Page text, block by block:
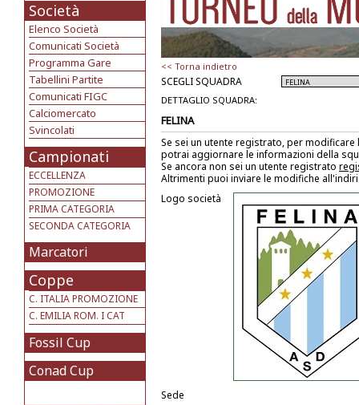
Società
Elenco Società
Comunicati Società
Programma Gare
Tabellini Partite
Comunicati FIGC
Calciomercato
Svincolati
Campionati
ECCELLENZA
PROMOZIONE
PRIMA CATEGORIA
SECONDA CATEGORIA
Marcatori
Coppe
C. ITALIA PROMOZIONE
C. EMILIA ROM. I CAT
Fossil Cup
Conad Cup
<< Torna indietro
SCEGLI SQUADRA
DETTAGLIO SQUADRA:
FELINA
Se sei un utente registrato, per
potrai aggiornare le informazioni della
Se ancora non sei un utente registrato
Altrimenti puoi inviare le modifiche
Logo società
Sede